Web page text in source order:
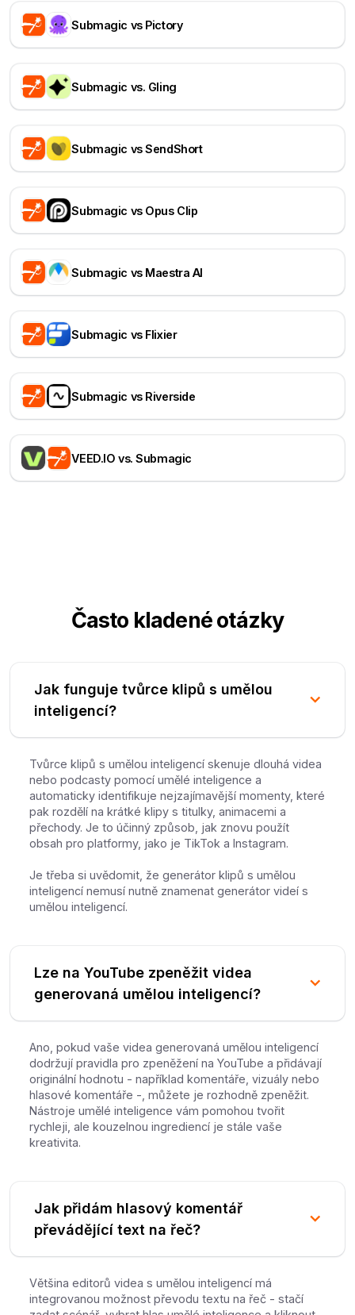
Submagic vs Pictory
Submagic vs. Gling
Submagic vs SendShort
Submagic vs Opus Clip
Submagic vs Maestra AI
Submagic vs Flixier
Submagic vs Riverside
VEED.IO vs. Submagic
Často kladené otázky
Jak funguje tvůrce klipů s umělou
inteligencí?
Tvůrce klipů s umělou inteligencí skenuje dlouhá videa
nebo podcasty pomocí umělé inteligence a
automaticky identifikuje nejzajímavější momenty, které
pak rozdělí na krátké klipy s titulky, animacemi a
přechody. Je to účinný způsob, jak znovu použít
obsah pro platformy, jako je TikTok a Instagram.
Je třeba si uvědomit, že generátor klipů s umělou
inteligencí nemusí nutně znamenat generátor videí s
umělou inteligencí.
Lze na YouTube zpeněžit videa
generovaná umělou inteligencí?
Ano, pokud vaše videa generovaná umělou inteligencí
dodržují pravidla pro zpeněžení na YouTube a přidávají
originální hodnotu - například komentáře, vizuály nebo
hlasové komentáře -, můžete je rozhodně zpeněžit.
Nástroje umělé inteligence vám pomohou tvořit
rychleji, ale kouzelnou ingrediencí je stále vaše
kreativita.
Jak přidám hlasový komentář
převádějící text na řeč?
Většina editorů videa s umělou inteligencí má
integrovanou možnost převodu textu na řeč - stačí